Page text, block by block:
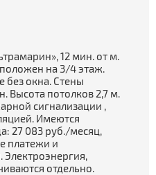
12 мин. от м.
на 3/4 этаж.
без окна. Стены
Высота потолков 2,7 м.
сигнализации ,
Имеются
27 083 руб./месяц,
платежи и
отдельно.